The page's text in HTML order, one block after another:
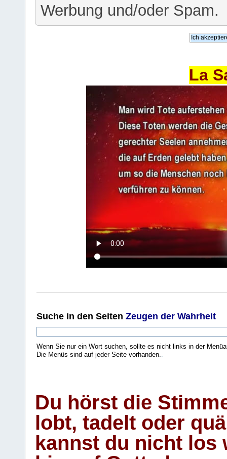
Werbung und/oder Spam.
La
Suche in den Seiten Zeugen der Wahrheit
Wenn Sie nur ein Wort suchen, sollte es nicht links in der
Die Menüs sind auf jeder Seite vorhanden..
Du hörst die
lobt, tadelt oder
kannst du nicht los